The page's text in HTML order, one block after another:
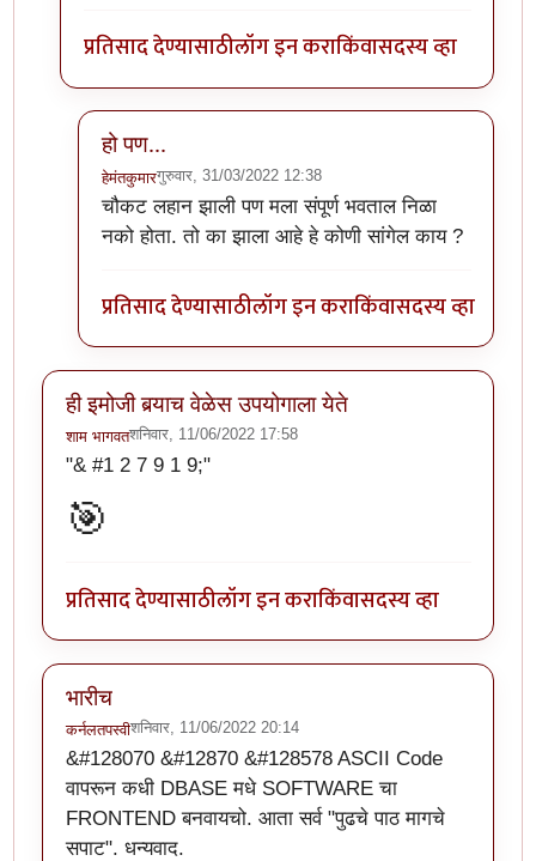
प्रतिसाद देण्यासाठीलॉग इन कराकिंवासदस्य व्हा
हो पण...
हेमंतकुमारगुरुवार, 31/03/2022 12:38
In reply to जमलीय की !byचौथा कोनाडा
चौकट लहान झाली पण मला संपूर्ण भवताल निळा
नको होता. तो का झाला आहे हे कोणी सांगेल काय ?
प्रतिसाद देण्यासाठीलॉग इन कराकिंवासदस्य व्हा
ही इमोजी बर्‍याच वेळेस उपयोगाला येते
शाम भागवतशनिवार, 11/06/2022 17:58
"& #1 2 7 9 1 9;"
🎯
प्रतिसाद देण्यासाठीलॉग इन कराकिंवासदस्य व्हा
भारीच
कर्नलतपस्वीशनिवार, 11/06/2022 20:14
&#128070 &#12870 &#128578 ASCII Code
वापरून कधी DBASE मधे SOFTWARE चा
FRONTEND बनवायचो. आता सर्व "पुढचे पाठ मागचे
सपाट". धन्यवाद.